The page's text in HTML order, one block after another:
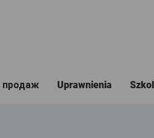
продаж Uprawnienia